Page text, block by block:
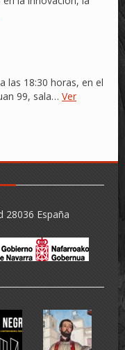
las 18:30 horas, en el
99, sala… Ver
28036 España